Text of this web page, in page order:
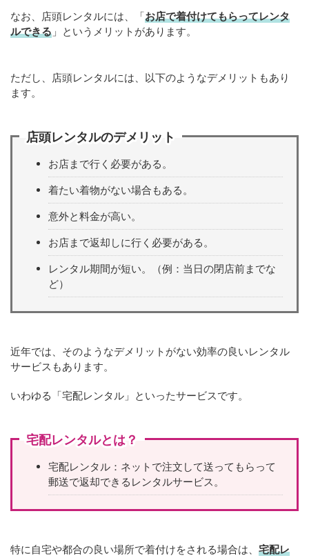
なお、店頭レンタルには、「お店で着付けてもらってレンタ
ルできる 」というメリットがあります。
ただし、店頭レンタルには、以下のようなデメリットもあり
ます。
店頭レンタルのデメリット
お店まで行く必要がある。
着たい着物がない場合もある。
意外と料金が高い。
お店まで返却しに行く必要がある。
レンタル期間が短い。（例：当日の閉店前までな
ど）
近年では、そのようなデメリットがない効率の良いレンタル
サービスもあります。
いわゆる「宅配レンタル」といったサービスです。
宅配レンタルとは？
宅配レンタル：ネットで注文して送ってもらって
郵送で返却できるレンタルサービス。
特に自宅や都合の良い場所で着付けをされる場合は、 宅配レ